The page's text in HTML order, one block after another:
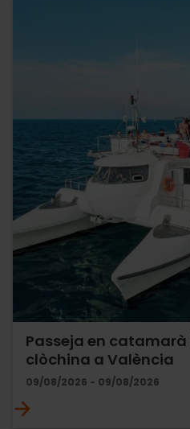
Passeja en
clòchina a València
09/08/2026 - 09/08/2026